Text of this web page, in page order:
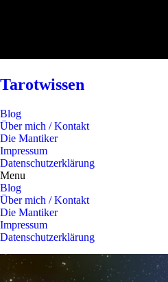
Tarotwissen
Blog
Über mich / Kontakt
Die Mantiker
Impressum
Datenschutzerklärung
Menu
Blog
Über mich / Kontakt
Die Mantiker
Impressum
Datenschutzerklärung